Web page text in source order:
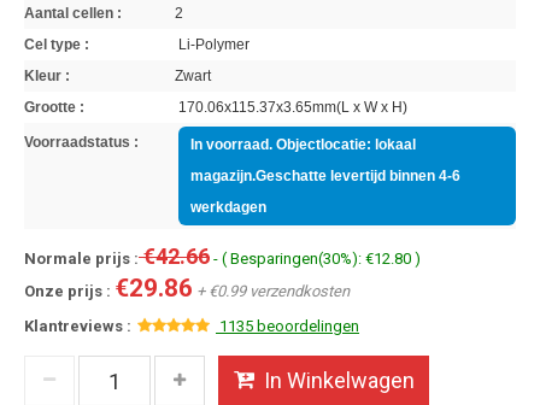
Aantal cellen :
2
Cel type :
Li-Polymer
Kleur :
Zwart
Grootte :
170.06x115.37x3.65mm(L x W x H)
Voorraadstatus :
In voorraad. Objectlocatie: lokaal
magazijn.Geschatte levertijd binnen 4-6
werkdagen
Normale prijs :€42.66 - ( Besparingen(30%): €12.80 )
Onze prijs : €29.86 + €0.99 verzendkosten
Klantreviews :
1135 beoordelingen
In Winkelwagen